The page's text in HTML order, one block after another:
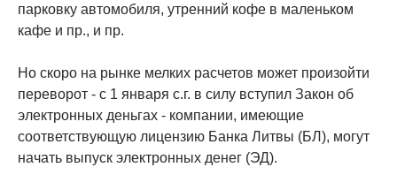
парковку автомобиля, утренний кофе в маленьком
кафе и пр., и пр.
Но скоро на рынке мелких расчетов может произойти
переворот - с 1 января с.г. в силу вступил Закон об
электронных деньгах - компании, имеющие
соответствующую лицензию Банка Литвы (БЛ), могут
начать выпуск электронных денег (ЭД).